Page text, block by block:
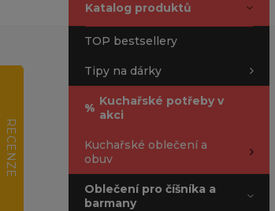
Katalog produktů
TOP bestsellery
Tipy na dárky
% Kuchařské potřeby v
akci
Kuchařské oblečení a
obuv
Oblečení pro číšníka a
barmany
RECENZE